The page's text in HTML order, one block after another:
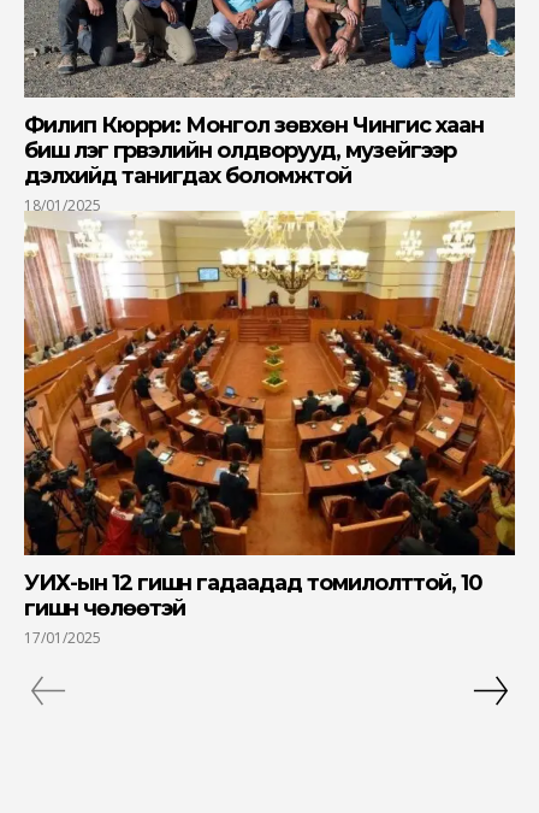
Филип Кюрри: Монгол зөвхөн Чингис хаан
биш үлэг гүрвэлийн олдворууд, музейгээр
дэлхийд танигдах боломжтой
18/01/2025
УИХ-ын 12 гишүүн гадаадад томилолттой, 10
гишүүн чөлөөтэй
17/01/2025